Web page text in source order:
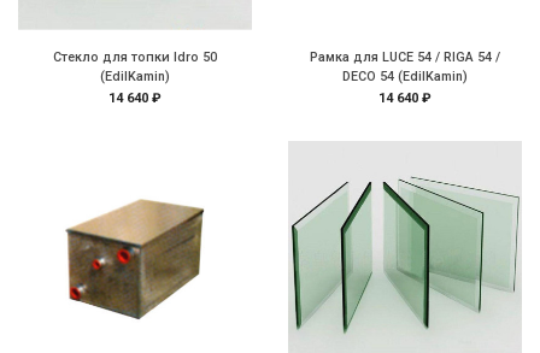
Стекло для топки Idro 50
(EdilKamin)
14 640 ₽
Рамка для LUCE 54 / RIGA 54 /
DECO 54 (EdilKamin)
14 640 ₽